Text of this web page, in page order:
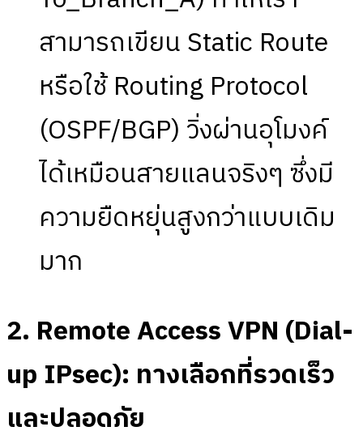
สามารถเขียน Static Route
หรือใช้ Routing Protocol
(OSPF/BGP) วิ่งผ่านอุโมงค์
ได้เหมือนสายแลนจริงๆ ซึ่งมี
ความยืดหยุ่นสูงกว่าแบบเดิม
มาก
2. Remote Access VPN (Dial-
up IPsec): ทางเลือกที่รวดเร็ว
และปลอดภัย